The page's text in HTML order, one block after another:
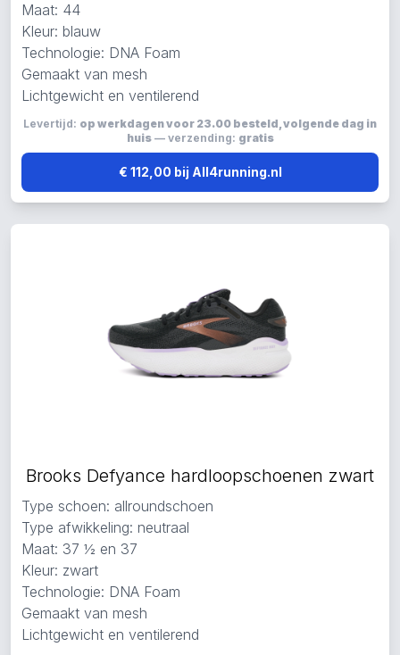
Maat: 44
Kleur: blauw
Technologie: DNA Foam
Gemaakt van mesh
Lichtgewicht en ventilerend
Levertijd: op werkdagen voor 23.00 besteld, volgende dag in
huis— verzending: gratis
€ 112,00 bij All4running.nl
Brooks Defyance hardloopschoenen zwart
Type schoen: allroundschoen
Type afwikkeling: neutraal
Maat: 37 ½ en 37
Kleur: zwart
Technologie: DNA Foam
Gemaakt van mesh
Lichtgewicht en ventilerend